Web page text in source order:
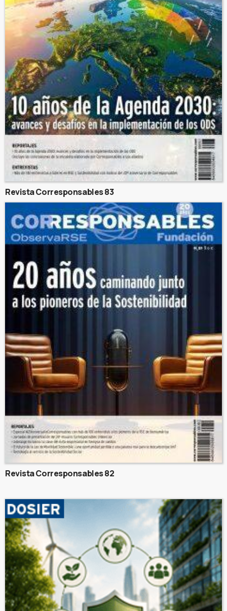
Revista Corresponsables 83
Revista Corresponsables 82